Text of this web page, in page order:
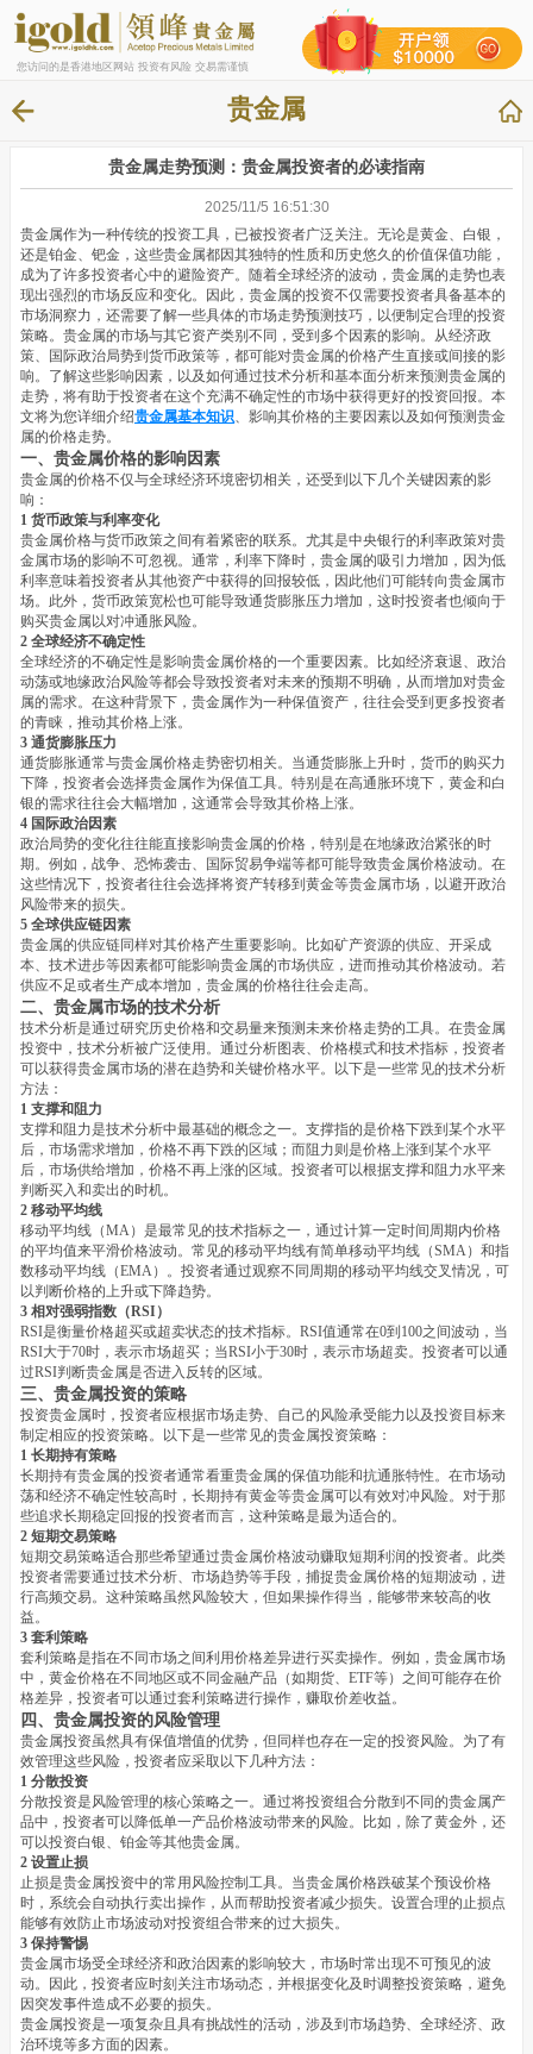
您访问的是香港地区网站 投资有风险 交易需谨慎
贵金属
贵金属走势预测：贵金属投资者的必读指南
2025/11/5 16:51:30
贵金属作为一种传统的投资工具，已被投资者广泛关注。无论是黄金、白银，
还是铂金、钯金，这些贵金属都因其独特的性质和历史悠久的价值保值功能，
成为了许多投资者心中的避险资产。随着全球经济的波动，贵金属的走势也表
现出强烈的市场反应和变化。因此，贵金属的投资不仅需要投资者具备基本的
市场洞察力，还需要了解一些具体的市场走势预测技巧，以便制定合理的投资
策略。贵金属的市场与其它资产类别不同，受到多个因素的影响。从经济政
策、国际政治局势到货币政策等，都可能对贵金属的价格产生直接或间接的影
响。了解这些影响因素，以及如何通过技术分析和基本面分析来预测贵金属的
走势，将有助于投资者在这个充满不确定性的市场中获得更好的投资回报。本
文将为您详细介绍贵金属基本知识 、影响其价格的主要因素以及如何预测贵金
属的价格走势。
一、贵金属价格的影响因素
贵金属的价格不仅与全球经济环境密切相关，还受到以下几个关键因素的影
响：
1 货币政策与利率变化
贵金属价格与货币政策之间有着紧密的联系。尤其是中央银行的利率政策对贵
金属市场的影响不可忽视。通常，利率下降时，贵金属的吸引力增加，因为低
利率意味着投资者从其他资产中获得的回报较低，因此他们可能转向贵金属市
场。此外，货币政策宽松也可能导致通货膨胀压力增加，这时投资者也倾向于
购买贵金属以对冲通胀风险。
2 全球经济不确定性
全球经济的不确定性是影响贵金属价格的一个重要因素。比如经济衰退、政治
动荡或地缘政治风险等都会导致投资者对未来的预期不明确，从而增加对贵金
属的需求。在这种背景下，贵金属作为一种保值资产，往往会受到更多投资者
的青睐，推动其价格上涨。
3 通货膨胀压力
通货膨胀通常与贵金属价格走势密切相关。当通货膨胀上升时，货币的购买力
下降，投资者会选择贵金属作为保值工具。特别是在高通胀环境下，黄金和白
银的需求往往会大幅增加，这通常会导致其价格上涨。
4 国际政治因素
政治局势的变化往往能直接影响贵金属的价格，特别是在地缘政治紧张的时
期。例如，战争、恐怖袭击、国际贸易争端等都可能导致贵金属价格波动。在
这些情况下，投资者往往会选择将资产转移到黄金等贵金属市场，以避开政治
风险带来的损失。
5 全球供应链因素
贵金属的供应链同样对其价格产生重要影响。比如矿产资源的供应、开采成
本、技术进步等因素都可能影响贵金属的市场供应，进而推动其价格波动。若
供应不足或者生产成本增加，贵金属的价格往往会走高。
二、贵金属市场的技术分析
技术分析是通过研究历史价格和交易量来预测未来价格走势的工具。在贵金属
投资中，技术分析被广泛使用。通过分析图表、价格模式和技术指标，投资者
可以获得贵金属市场的潜在趋势和关键价格水平。以下是一些常见的技术分析
方法：
1 支撑和阻力
支撑和阻力是技术分析中最基础的概念之一。支撑指的是价格下跌到某个水平
后，市场需求增加，价格不再下跌的区域；而阻力则是价格上涨到某个水平
后，市场供给增加，价格不再上涨的区域。投资者可以根据支撑和阻力水平来
判断买入和卖出的时机。
2 移动平均线
移动平均线（MA）是最常见的技术指标之一，通过计算一定时间周期内价格
的平均值来平滑价格波动。常见的移动平均线有简单移动平均线（SMA）和指
数移动平均线（EMA）。投资者通过观察不同周期的移动平均线交叉情况，可
以判断价格的上升或下降趋势。
3 相对强弱指数（RSI）
RSI是衡量价格超买或超卖状态的技术指标。RSI值通常在0到100之间波动，当
RSI大于70时，表示市场超买；当RSI小于30时，表示市场超卖。投资者可以通
过RSI判断贵金属是否进入反转的区域。
三、贵金属投资的策略
投资贵金属时，投资者应根据市场走势、自己的风险承受能力以及投资目标来
制定相应的投资策略。以下是一些常见的贵金属投资策略：
1 长期持有策略
长期持有贵金属的投资者通常看重贵金属的保值功能和抗通胀特性。在市场动
荡和经济不确定性较高时，长期持有黄金等贵金属可以有效对冲风险。对于那
些追求长期稳定回报的投资者而言，这种策略是最为适合的。
2 短期交易策略
短期交易策略适合那些希望通过贵金属价格波动赚取短期利润的投资者。此类
投资者需要通过技术分析、市场趋势等手段，捕捉贵金属价格的短期波动，进
行高频交易。这种策略虽然风险较大，但如果操作得当，能够带来较高的收
益。
3 套利策略
套利策略是指在不同市场之间利用价格差异进行买卖操作。例如，贵金属市场
中，黄金价格在不同地区或不同金融产品（如期货、ETF等）之间可能存在价
格差异，投资者可以通过套利策略进行操作，赚取价差收益。
四、贵金属投资的风险管理
贵金属投资虽然具有保值增值的优势，但同样也存在一定的投资风险。为了有
效管理这些风险，投资者应采取以下几种方法：
1 分散投资
分散投资是风险管理的核心策略之一。通过将投资组合分散到不同的贵金属产
品中，投资者可以降低单一产品价格波动带来的风险。比如，除了黄金外，还
可以投资白银、铂金等其他贵金属。
2 设置止损
止损是贵金属投资中的常用风险控制工具。当贵金属价格跌破某个预设价格
时，系统会自动执行卖出操作，从而帮助投资者减少损失。设置合理的止损点
能够有效防止市场波动对投资组合带来的过大损失。
3 保持警惕
贵金属市场受全球经济和政治因素的影响较大，市场时常出现不可预见的波
动。因此，投资者应时刻关注市场动态，并根据变化及时调整投资策略，避免
因突发事件造成不必要的损失。
贵金属投资是一项复杂且具有挑战性的活动，涉及到市场趋势、全球经济、政
治环境等多方面的因素。